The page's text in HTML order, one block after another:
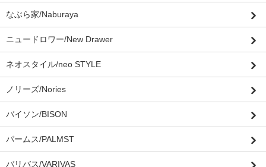
なぶら家/Naburaya
ニュードロワー/New Drawer
ネオスタイル/neo STYLE
ノリーズ/Nories
バイソン/BISON
パームス/PALMST
バリバス/VARIVAS